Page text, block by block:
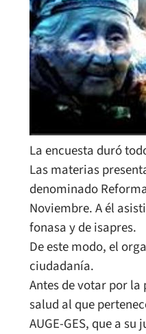
La encuesta duró
Las materias
denominado
Noviembre. A él
fonasa y de isapres.
De este modo, el
ciudadanía.
Antes de votar por la
salud al que
AUGE-GES, que a